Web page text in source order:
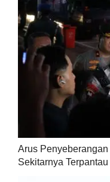
Arus
Sekitarnya